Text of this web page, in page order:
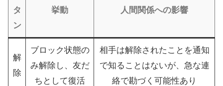
タ
ン
挙動 人間関係への影響
解
除
ブロック状態の
み解除し、友だ
ちとして復活
相手は解除されたことを通知
で知ることはないが、急な連
絡で勘づく可能性あり